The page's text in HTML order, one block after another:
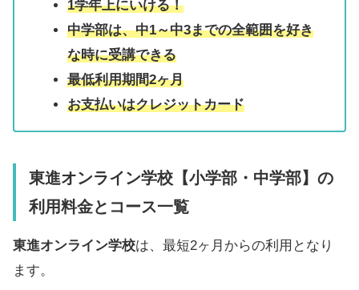
1学年上にいける！
中学部は、中1～中3までの全範囲を好き
な時に受講できる
最低利用期間2ヶ月
お支払いはクレジットカード
東進オンライン学校【小学部・中学部】の
利用料金とコース一覧
東進オンライン学校は、最短2ヶ月からの利用となり
ます。